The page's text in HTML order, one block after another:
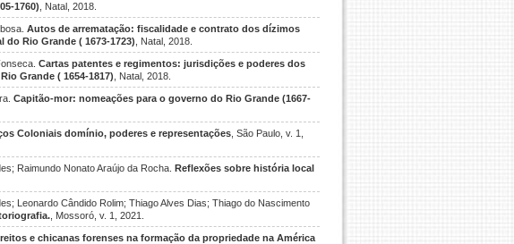
1760)
, Natal, 2018.
Autos de arrematação: fiscalidade e contrato dos dízimos
Rio Grande ( 1673-1723)
, Natal, 2018.
Cartas patentes e regimentos: jurisdições e poderes dos
Grande ( 1654-1817)
, Natal, 2018.
Capitão-mor: nomeações para o governo do Rio Grande (1667-
Coloniais domínio, poderes e representações , São Paulo, v. 1,
Raimundo Nonato Araújo da Rocha. Reflexões sobre história local
Leonardo Cândido Rolim; Thiago Alves Dias; Thiago do Nascimento
, Mossoró, v. 1, 2021.
e chicanas forenses na formação da propriedade na América